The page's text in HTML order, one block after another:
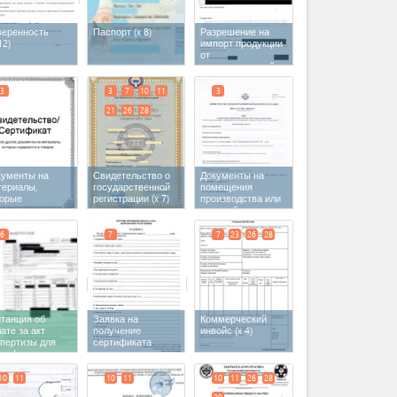
Паспорт(x 8)
Разрешение на
импорт продукции
от
импортирующей
страны
на
в
3
Свидетельство о
государственной
регистрации(x 7)
3 7 10
11
21
26 28
Документы на
помещения
производства или
переработки
3
об
за акт
для
6
Заявка на
получение
сертификата
происхождения
7
Коммерческий
инвойс(x 4)
7 23 26 28
10 11 10 11 10 11 26
28